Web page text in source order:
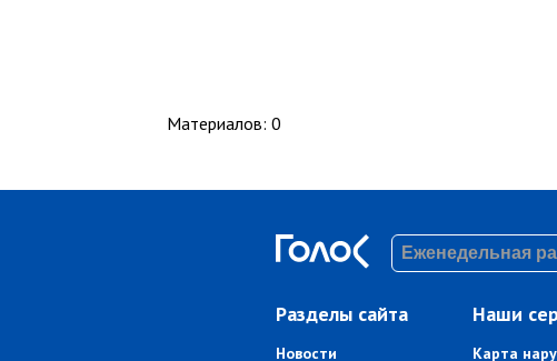
Материалов: 0
Разделы сайта
Новости
Наши
Карта